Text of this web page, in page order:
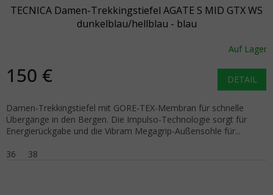
TECNICA Damen-Trekkingstiefel AGATE S MID GTX WS
dunkelblau/hellblau - blau
Auf Lager
150 € DETAIL
Damen-Trekkingstiefel mit GORE-TEX-Membran für schnelle
Übergänge in den Bergen. Die Impulso-Technologie sorgt für
Energierückgabe und die Vibram Megagrip-Außensohle für...
36
38